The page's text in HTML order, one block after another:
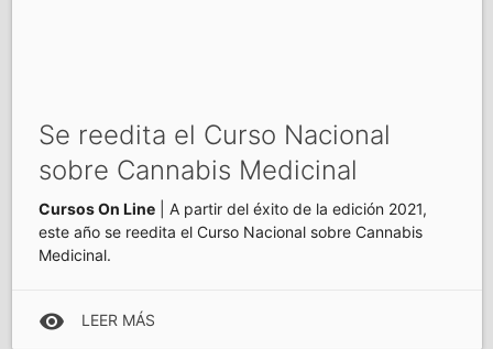
Se reedita el Curso Nacional
sobre Cannabis Medicinal
Cursos On Line| A partir del éxito de la edición 2021,
este año se reedita el Curso Nacional sobre Cannabis
Medicinal.
visibility LEER MÁS